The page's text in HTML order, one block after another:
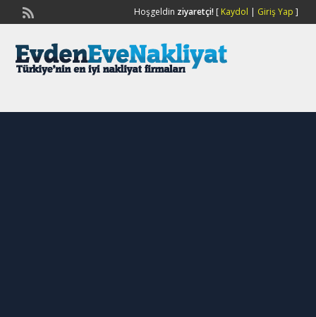
Hoşgeldin ziyaretçi![ Kaydol | Giriş Yap ]